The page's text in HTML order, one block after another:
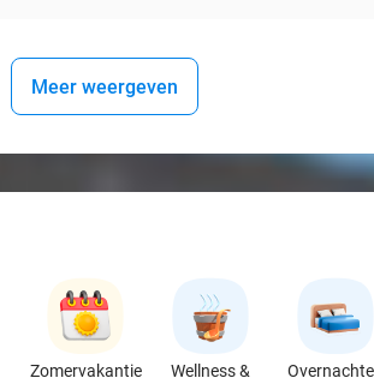
Meer weergeven
Zomervakantie
Wellness &